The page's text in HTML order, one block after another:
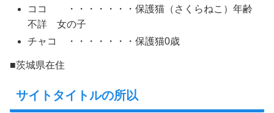
ココ ・・・・・・・保護猫（さくらねこ）年齢
不詳 女の子
チャコ ・・・・・・・保護猫0歳
■茨城県在住
サイトタイトルの所以